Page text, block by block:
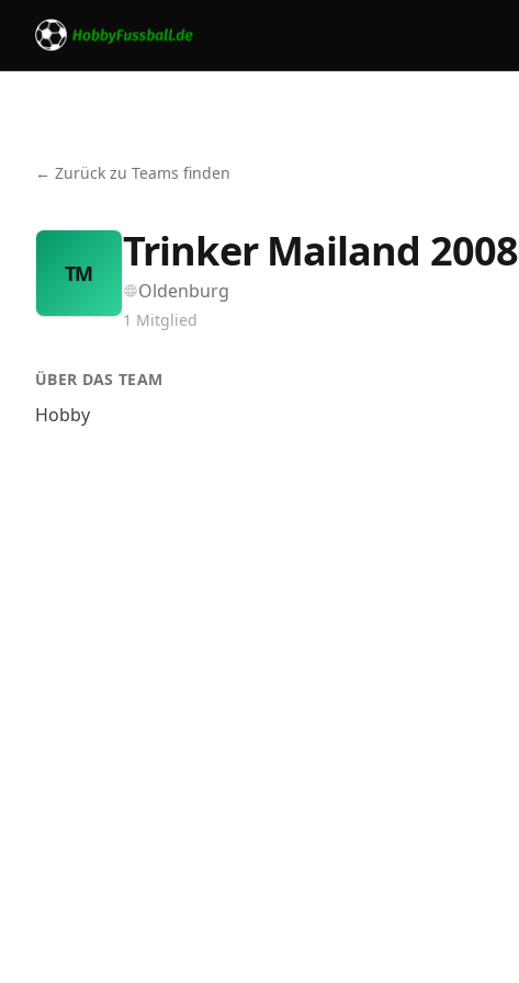
← Zurück zu Teams finden
TM Trinker Mailand 2008
Oldenburg
1 Mitglied
ÜBER DAS TEAM
Hobby